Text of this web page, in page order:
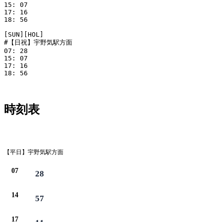
15: 07
17: 16
18: 56
[SUN][HOL]
#【日祝】宇野気駅方面
07: 28
15: 07
17: 16
18: 56
時刻表
【平日】宇野気駅方面
07 28
14 57
17